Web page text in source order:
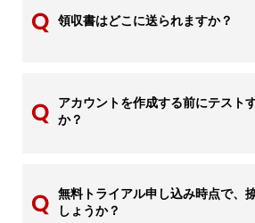
領収書はどこに送られますか？
アカウントを作成する前にテスト
か？
無料トライアル申し込み時点で、
しょうか？